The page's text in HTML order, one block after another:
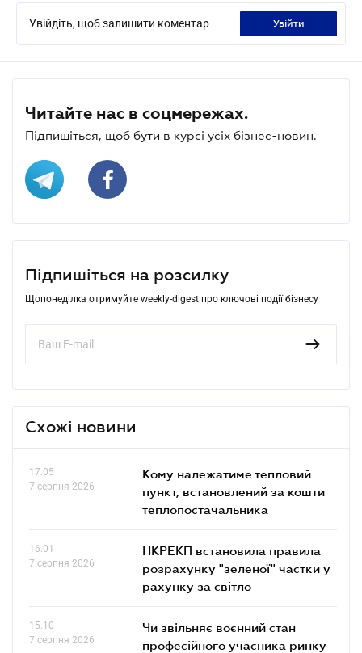
Увійдіть, щоб залишити коментар увійти
Читайте нас в соцмережах.
Підпишіться, щоб бути в курсі усіх бізнес-новин.
Підпишіться на розсилку
Щопонеділка отримуйте weekly-digest про ключові події бізнесу
Схожі новини
17.05
7 серпня 2026
Кому належатиме тепловий
пункт, встановлений за кошти
теплопостачальника
16.01
7 серпня 2026
НКРЕКП встановила правила
розрахунку "зеленої" частки у
рахунку за світло
15.10
7 серпня 2026
Чи звільняє воєнний стан
професійного учасника ринку